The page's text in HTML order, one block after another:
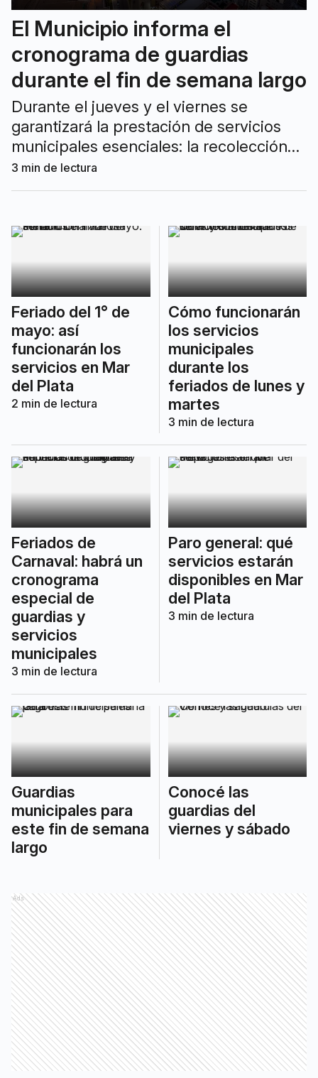
El Municipio informa el
cronograma de guardias
durante el fin de semana largo
Durante el jueves y el viernes se
garantizará la prestación de servicios
municipales esenciales: la recolección
de residuos funcionará con normalidad y
se mantendrán guardias en Salud,
Cementerios.
3 min de lectura
Feriado del 1° de
mayo: así
funcionarán los
servicios en Mar
del Plata
2 min de lectura
Cómo funcionarán
los servicios
municipales
durante los
feriados de lunes y
martes
3 min de lectura
Feriados de
Carnaval: habrá un
cronograma
especial de
guardias y
servicios
municipales
3 min de lectura
Paro general: qué
servicios estarán
disponibles en Mar
del Plata
3 min de lectura
Guardias
municipales para
este fin de semana
largo
Conocé las
guardias del
viernes y sábado
Ads